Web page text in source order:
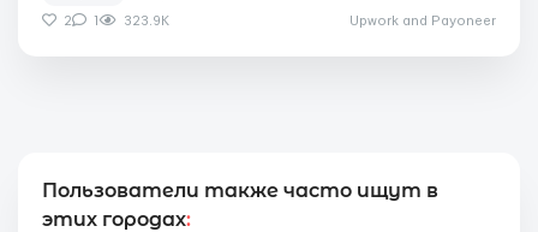
2 1 323.9K Upwork and Payoneer
Пользователи также часто ищут в
этих городах: